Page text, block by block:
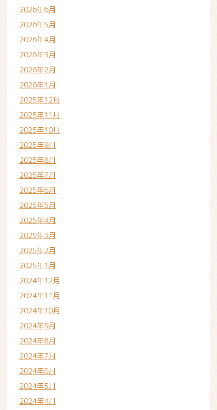
2026年6月
2026年5月
2026年4月
2026年3月
2026年2月
2026年1月
2025年12月
2025年11月
2025年10月
2025年9月
2025年8月
2025年7月
2025年6月
2025年5月
2025年4月
2025年3月
2025年2月
2025年1月
2024年12月
2024年11月
2024年10月
2024年9月
2024年8月
2024年7月
2024年6月
2024年5月
2024年4月